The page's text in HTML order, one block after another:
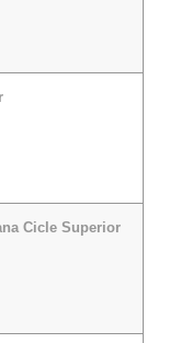
Cicle Superior